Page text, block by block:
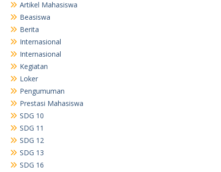
Artikel Mahasiswa
Beasiswa
Berita
Internasional
Internasional
Kegiatan
Loker
Pengumuman
Prestasi Mahasiswa
SDG 10
SDG 11
SDG 12
SDG 13
SDG 16